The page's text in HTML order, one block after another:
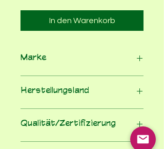
In den Warenkorb
Marke
Herstellungsland
Qualität/Zertifizierung